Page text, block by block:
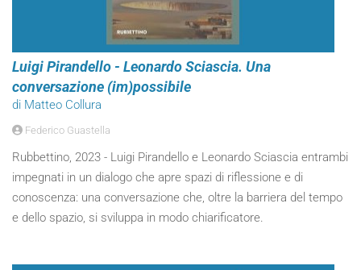
Luigi Pirandello - Leonardo Sciascia. Una
conversazione (im)possibile
di Matteo Collura
Federico Guastella
Rubbettino, 2023 - Luigi Pirandello e Leonardo Sciascia entrambi
impegnati in un dialogo che apre spazi di riflessione e di
conoscenza: una conversazione che, oltre la barriera del tempo
e dello spazio, si sviluppa in modo chiarificatore.